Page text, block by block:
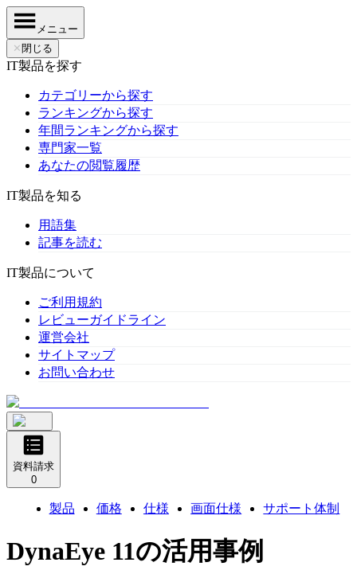
メニュー
✕ 閉じる
IT製品を探す
カテゴリーから探す
ランキングから探す
年間ランキングから探す
専門家一覧
あなたの閲覧履歴
IT製品を知る
用語集
記事を読む
IT製品について
ご利用規約
レビューガイドライン
運営会社
サイトマップ
お問い合わせ
資料請求
0
製品 価格 仕様 画面仕様 サポート体制
DynaEye 11の活用事例